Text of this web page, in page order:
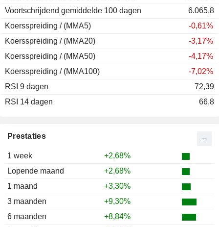
Prestaties
1 week
+2,68%
Lopende maand
+2,68%
1 maand
+3,30%
3 maanden
+9,30%
6 maanden
+8,84%
Voortschrijdend gemiddelde 100 dagen
6.065,8
Koersspreiding / (MMA5)
-0,61%
Koersspreiding / (MMA20)
-3,17%
Koersspreiding / (MMA50)
-4,17%
Koersspreiding / (MMA100)
-7,02%
RSI 9 dagen
72,39
RSI 14 dagen
66,8
2008
-44,37%
2007
+6,79%
2006
+15,12%
2005
+21,28%
2004
+6,90%
2003
2002
2000
1997